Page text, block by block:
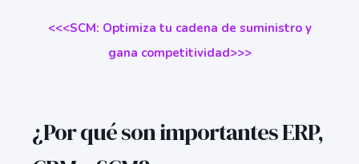
<<<SCM: Optimiza tu cadena de suministro y
gana competitividad>>>
¿Por qué son importantes ERP,